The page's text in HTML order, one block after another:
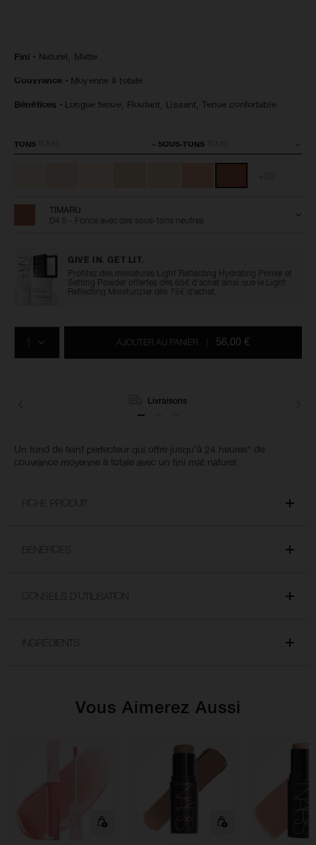
matte-
foundation/0194251160047.html
de
0194251160047
Fini Naturel, Matte
Couvrance Moyenne à totale
Bénéfices Longue tenue, Floutant, Lissant,Tenue confortable
Variations
TONS SOUS-TONS
TIMARU
D4.5 - Foncé avec des sous-tons neutres
GIVE IN. GET LIT.
Profitez des miniatures Light Reflecting Hydrating Primer et
Setting Powder offertes dès 65€ d'achat ainsi que le Light
Reflecting Moisturizier dès 75€ d'achat.
aux
options
sur
QTÉ
AJOUTER AU PANIER | 56,00 €
Livraisons
Retours
Un fond de teint perfecteur qui offre jusqu'à 24 heures* de
couvrance moyenne à totale avec un fini mat naturel.
FICHE PRODUIT
BÉNÉFICES
CONSEILS D’UTILISATION
INGRÉDIENTS
Vous Aimerez Aussi